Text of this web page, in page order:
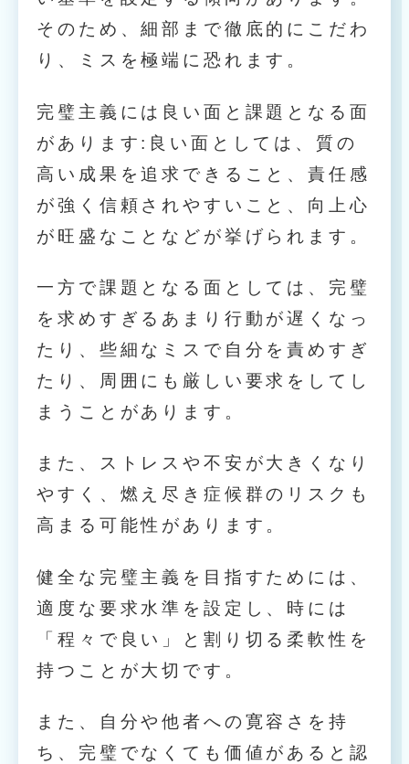
そのため、細部まで徹底的にこだわ
り、ミスを極端に恐れます。
完璧主義には良い面と課題となる面
があります:良い面としては、質の
高い成果を追求できること、責任感
が強く信頼されやすいこと、向上心
が旺盛なことなどが挙げられます。
一方で課題となる面としては、完璧
を求めすぎるあまり行動が遅くなっ
たり、些細なミスで自分を責めすぎ
たり、周囲にも厳しい要求をしてし
まうことがあります。
また、ストレスや不安が大きくなり
やすく、燃え尽き症候群のリスクも
高まる可能性があります。
健全な完璧主義を目指すためには、
適度な要求水準を設定し、時には
「程々で良い」と割り切る柔軟性を
持つことが大切です。
また、自分や他者への寛容さを持
ち、完璧でなくても価値があると認